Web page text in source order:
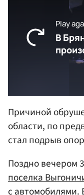
Причиной
области, по
стал подрыв
Поздно вечером
поселка
с автомобилями.